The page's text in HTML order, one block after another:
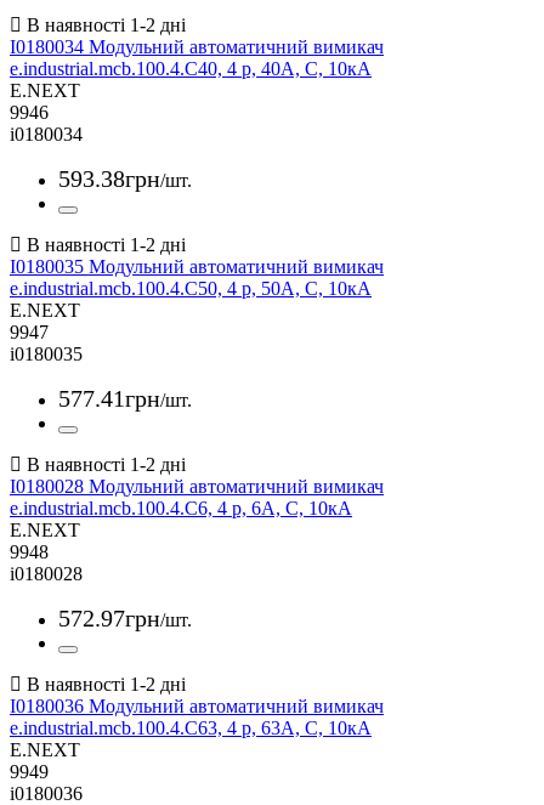
I0180034 Модульний автоматичний вимикач
e.industrial.mcb.100.4.C40, 4 р, 40А, C, 10кА
E.NEXT
9946
i0180034
593.38грн/шт.
I0180035 Модульний автоматичний вимикач
e.industrial.mcb.100.4.C50, 4 р, 50А, C, 10кА
E.NEXT
9947
i0180035
577.41грн/шт.
I0180028 Модульний автоматичний вимикач
e.industrial.mcb.100.4.C6, 4 р, 6А, C, 10кА
E.NEXT
9948
i0180028
572.97грн/шт.
I0180036 Модульний автоматичний вимикач
e.industrial.mcb.100.4.C63, 4 р, 63А, C, 10кА
E.NEXT
9949
i0180036